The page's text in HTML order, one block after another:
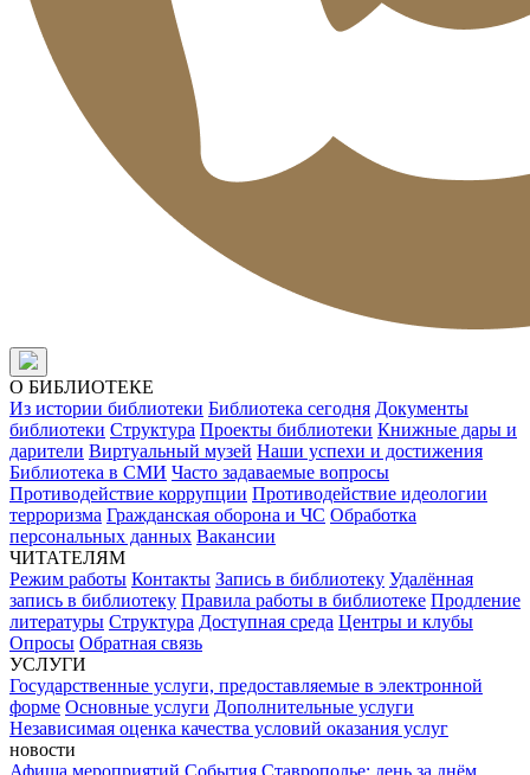
О БИБЛИОТЕКЕ
Из истории библиотеки Библиотека сегодня Документы
библиотеки Структура Проекты библиотеки Книжные дары и
дарители Виртуальный музей Наши успехи и достижения
Библиотека в СМИ Часто задаваемые вопросы
Противодействие коррупции Противодействие идеологии
терроризма Гражданская оборона и ЧС Обработка
персональных данных Вакансии
ЧИТАТЕЛЯМ
Режим работы Контакты Запись в библиотеку Удалённая
запись в библиотеку Правила работы в библиотеке Продление
литературы Структура Доступная среда Центры и клубы
Опросы Обратная связь
УСЛУГИ
Государственные услуги, предоставляемые в электронной
форме Основные услуги Дополнительные услуги
Независимая оценка качества условий оказания услуг
новости
Афиша мероприятий События Ставрополье: день за днём